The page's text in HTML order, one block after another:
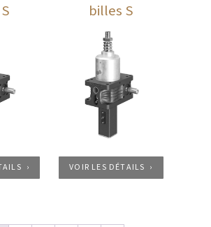
billes S
VOIR LES DÉTAILS